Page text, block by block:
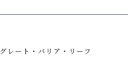
グレート・バリア・リーフ